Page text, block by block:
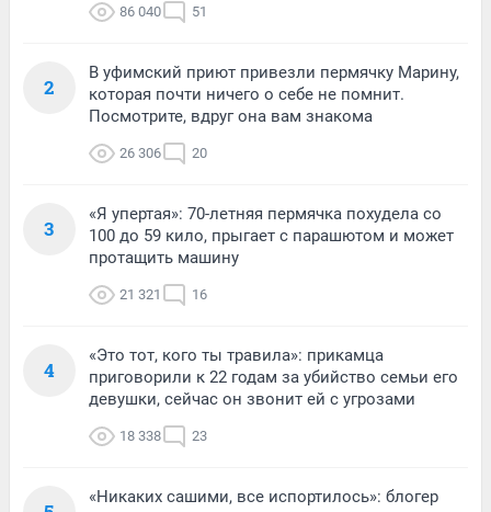
86 040 51
2
В уфимский приют привезли пермячку Марину,
которая почти ничего о себе не помнит.
Посмотрите, вдруг она вам знакома
26 306 20
3
«Я упертая»: 70-летняя пермячка похудела со
100 до 59 кило, прыгает с парашютом и может
протащить машину
21 321 16
4
«Это тот, кого ты травила»: прикамца
приговорили к 22 годам за убийство семьи его
девушки, сейчас он звонит ей с угрозами
18 338 23
«Никаких сашими, все испортилось»: блогер